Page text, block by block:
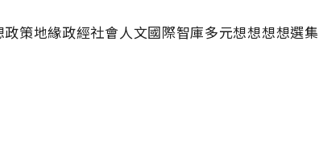
政策地緣政經社會人文國際智庫多元想想想想選集